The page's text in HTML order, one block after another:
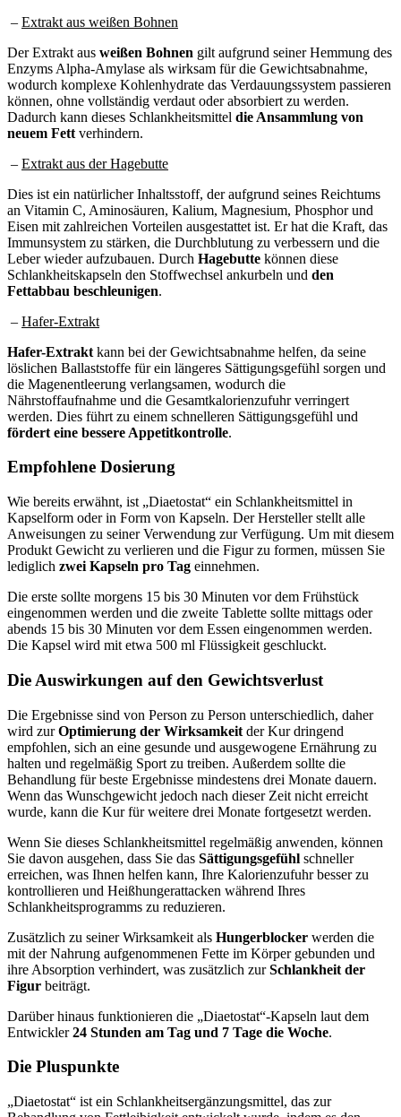
– Extrakt aus weißen Bohnen
Der Extrakt aus weißen Bohnen gilt aufgrund seiner Hemmung des
Enzyms Alpha-Amylase als wirksam für die Gewichtsabnahme,
wodurch komplexe Kohlenhydrate das Verdauungssystem passieren
können, ohne vollständig verdaut oder absorbiert zu werden.
Dadurch kann dieses Schlankheitsmittel die Ansammlung von
neuem Fett verhindern.
– Extrakt aus der Hagebutte
Dies ist ein natürlicher Inhaltsstoff, der aufgrund seines Reichtums
an Vitamin C, Aminosäuren, Kalium, Magnesium, Phosphor und
Eisen mit zahlreichen Vorteilen ausgestattet ist. Er hat die Kraft, das
Immunsystem zu stärken, die Durchblutung zu verbessern und die
Leber wieder aufzubauen. Durch Hagebutte können diese
Schlankheitskapseln den Stoffwechsel ankurbeln und den
Fettabbau beschleunigen.
– Hafer-Extrakt
Hafer-Extrakt kann bei der Gewichtsabnahme helfen, da seine
löslichen Ballaststoffe für ein längeres Sättigungsgefühl sorgen und
die Magenentleerung verlangsamen, wodurch die
Nährstoffaufnahme und die Gesamtkalorienzufuhr verringert
werden. Dies führt zu einem schnelleren Sättigungsgefühl und
fördert eine bessere Appetitkontrolle.
Empfohlene Dosierung
Wie bereits erwähnt, ist „Diaetostat“ ein Schlankheitsmittel in
Kapselform oder in Form von Kapseln. Der Hersteller stellt alle
Anweisungen zu seiner Verwendung zur Verfügung. Um mit diesem
Produkt Gewicht zu verlieren und die Figur zu formen, müssen Sie
lediglich zwei Kapseln pro Tag einnehmen.
Die erste sollte morgens 15 bis 30 Minuten vor dem Frühstück
eingenommen werden und die zweite Tablette sollte mittags oder
abends 15 bis 30 Minuten vor dem Essen eingenommen werden.
Die Kapsel wird mit etwa 500 ml Flüssigkeit geschluckt.
Die Auswirkungen auf den Gewichtsverlust
Die Ergebnisse sind von Person zu Person unterschiedlich, daher
wird zurOptimierung der Wirksamkeit der Kur dringend
empfohlen, sich an eine gesunde und ausgewogene Ernährung zu
halten und regelmäßig Sport zu treiben. Außerdem sollte die
Behandlung für beste Ergebnisse mindestens drei Monate dauern.
Wenn das Wunschgewicht jedoch nach dieser Zeit nicht erreicht
wurde, kann die Kur für weitere drei Monate fortgesetzt werden.
Wenn Sie dieses Schlankheitsmittel regelmäßig anwenden, können
Sie davon ausgehen, dass Sie das Sättigungsgefühl schneller
erreichen, was Ihnen helfen kann, Ihre Kalorienzufuhr besser zu
kontrollieren und Heißhungerattacken während Ihres
Schlankheitsprogramms zu reduzieren.
Zusätzlich zu seiner Wirksamkeit als Hungerblocker werden die
mit der Nahrung aufgenommenen Fette im Körper gebunden und
ihre Absorption verhindert, was zusätzlich zurSchlankheit der
Figur beiträgt.
Darüber hinaus funktionieren die „Diaetostat“-Kapseln laut dem
Entwickler24 Stunden am Tag und 7 Tage die Woche.
Die Pluspunkte
„Diaetostat“ ist ein Schlankheitsergänzungsmittel, das zur